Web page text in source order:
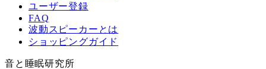
ユーザー登録
FAQ
波動スピーカーとは
ショッピングガイド
音と睡眠研究所